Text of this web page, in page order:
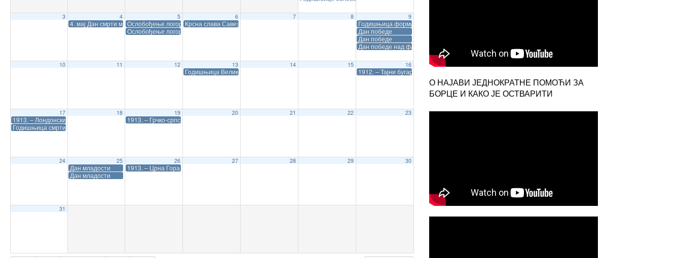
3 4
4. мај Дан смрти маршала Тита
5
Ослобођење логора у Маутхаузену
Ослобођење логора у Маутхаузену
6
Крсна слава Савеза
7 8 9
Годишњица формирања СУБНОР-а Србије
Дан победе
Дан победе
Дан победе над фашизмом
10 11 12 13
Годишњица Велике мајске скупштине
14 15 16
1912. – Тајни бугарско-грчки мировни споразум о одбрамбеном савезу
17
1913. – Лондонски мировни споразум
Годишњица смрти Војводе Путника
18 19
1913. – Грчко-српски споразум у Солуну
20 21 22 23
24 25
Дан младости
Дан младости
26
1913. – Црна Гора стала на страну Србије у рату против Бугарске и послала Србији у помоћ одред од 12 000 војника.
27 28 29 30
31
О НАЈАВИ ЈЕДНОКРАТНЕ ПОМОЋИ ЗА
БОРЦЕ И КАКО ЈЕ ОСТВАРИТИ